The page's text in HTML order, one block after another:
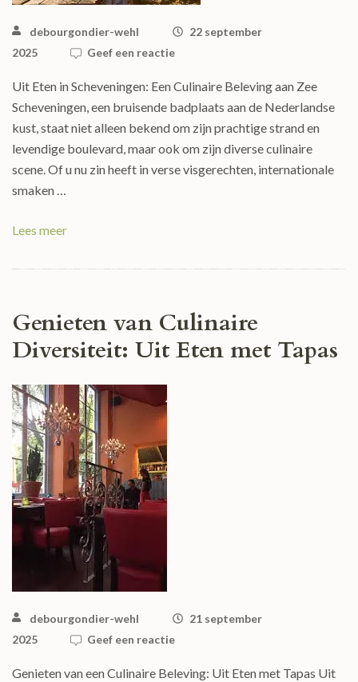
debourgondier-wehl
22 september
2025
Geef een reactie
Uit Eten in Scheveningen: Een Culinaire Beleving aan Zee
Scheveningen, een bruisende badplaats aan de Nederlandse
kust, staat niet alleen bekend om zijn prachtige strand en
levendige boulevard, maar ook om zijn diverse culinaire
scene. Of u nu zin heeft in verse visgerechten, internationale
smaken …
Lees meer
Genieten van Culinaire
Diversiteit: Uit Eten met Tapas
debourgondier-wehl
21 september
2025
Geef een reactie
Genieten van een Culinaire Beleving: Uit Eten met Tapas Uit